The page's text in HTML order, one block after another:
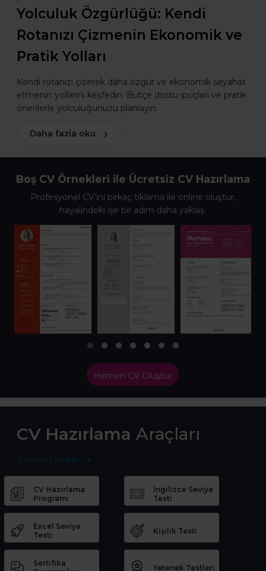
Yolculuk Özgürlüğü: Kendi
Rotanızı Çizmenin Ekonomik ve
Pratik Yolları
Kendi rotanızı çizerek daha özgür ve ekonomik seyahat
etmenin yollarını keşfedin. Bütçe dostu ipuçları ve pratik
önerilerle yolculuğunuzu planlayın.
Daha fazla oku
Boş CV Örnekleri ile Ücretsiz CV Hazırlama
Profesyonel CV’ini birkaç tıklama ile online oluştur,
hayalindeki işe bir adım daha yaklaş.
Hemen CV Oluştur
CV Hazırlama Araçları
Tümünü İncele
CV Hazırlama
Programı
İngilizce Seviye
Testi
Excel Seviye
Testi
Kişilik Testi
Sertifika
Yetenek Testleri